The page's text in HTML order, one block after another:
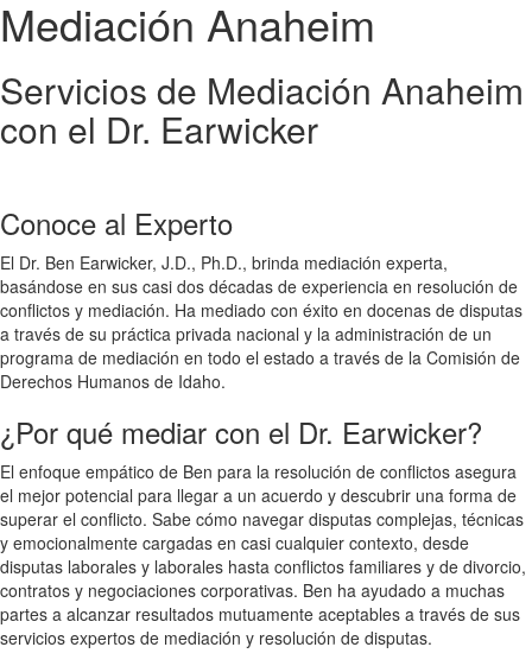
Mediación Anaheim
Servicios de Mediación Anaheim
con el Dr. Earwicker
Conoce al Experto
El Dr. Ben Earwicker, J.D., Ph.D., brinda mediación experta,
basándose en sus casi dos décadas de experiencia en resolución de
conflictos y mediación. Ha mediado con éxito en docenas de disputas
a través de su práctica privada nacional y la administración de un
programa de mediación en todo el estado a través de la Comisión de
Derechos Humanos de Idaho.
¿Por qué mediar con el Dr. Earwicker?
El enfoque empático de Ben para la resolución de conflictos asegura
el mejor potencial para llegar a un acuerdo y descubrir una forma de
superar el conflicto. Sabe cómo navegar disputas complejas, técnicas
y emocionalmente cargadas en casi cualquier contexto, desde
disputas laborales y laborales hasta conflictos familiares y de divorcio,
contratos y negociaciones corporativas. Ben ha ayudado a muchas
partes a alcanzar resultados mutuamente aceptables a través de sus
servicios expertos de mediación y resolución de disputas.